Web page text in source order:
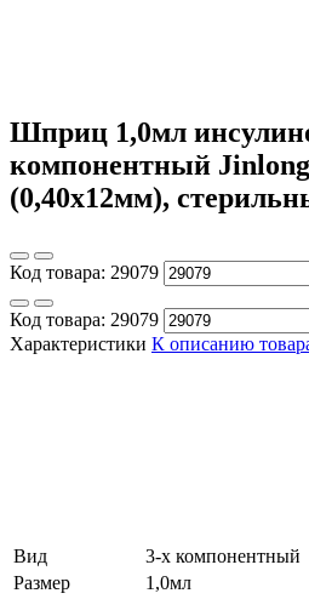
Шприц 1,0мл
компонентный
(0,40х12мм),
Код товара: 29079
Код товара: 29079
Характеристики К описанию
Вид
3-х компонентный
Размер
1,0мл